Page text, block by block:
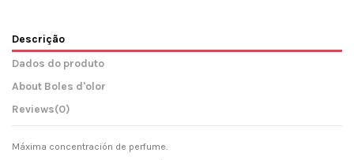
Descrição
Dados do produto
About Boles d'olor
Reviews(0)
Máxima concentración de perfume.